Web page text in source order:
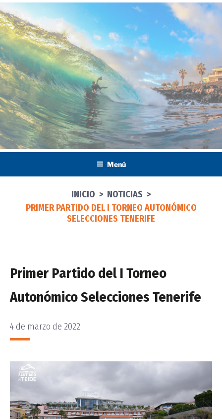
Saltar
al
contenido
Menú
INICIO > NOTICIAS >
PRIMER PARTIDO DEL I TORNEO AUTONÓMICO
SELECCIONES TENERIFE
Primer Partido del I Torneo
Autonómico Selecciones Tenerife
PUBLICADO
EL
4 de marzo de 2022